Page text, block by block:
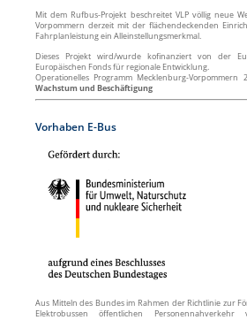
Mit dem Rufbus-Projekt beschreitet VLP völlig neue
Vorpommern derzeit mit der flächendeckenden
Fahrplanleistung ein Alleinstellungsmerkmal.
Dieses Projekt wird/wurde kofinanziert von der
Europäischen Fonds für regionale Entwicklung.
Operationelles Programm Mecklenburg-Vorpommern
Wachstum und Beschäftigung
Vorhaben E-Bus
Aus Mitteln des Bundes im Rahmen der Richtlinie zur
Elektrobussen öffentlichen